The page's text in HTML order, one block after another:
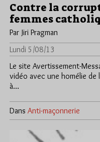
Contre la
femmes
Par Jiri Pragman
Lundi 5/08/13
Le site Avertissement-
vidéo avec une homélie de
à…
Dans Anti-maçonnerie